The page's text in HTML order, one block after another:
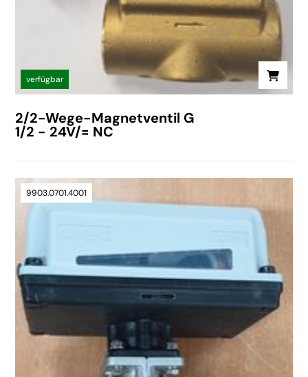
verfügbar
2/2-Wege-Magnetventil G
1/2 - 24V/= NC
9903.0701.4001